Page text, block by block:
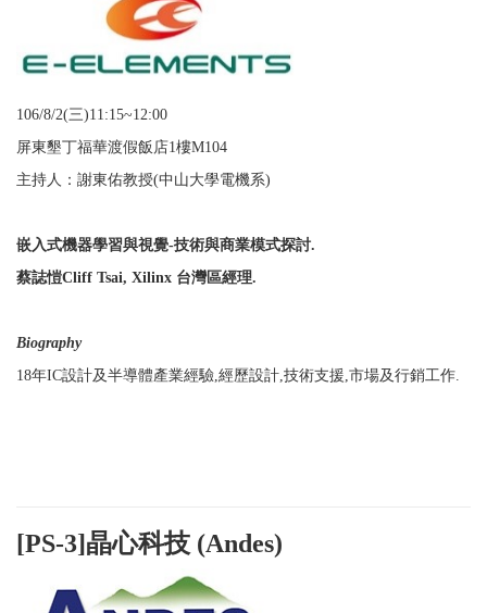
106/8/2(三)11:15~12:00
屏東墾丁福華渡假飯店1樓M104
主持人：謝東佑教授(中山大學電機系)
嵌入式機器學習與視覺-技術與商業模式探討.
蔡誌愷Cliff Tsai, Xilinx 台灣區經理.
Biography
18年IC設計及半導體產業經驗,經歷設計,技術支援,市場及行銷工作.
[PS-3]晶心科技 (Andes)